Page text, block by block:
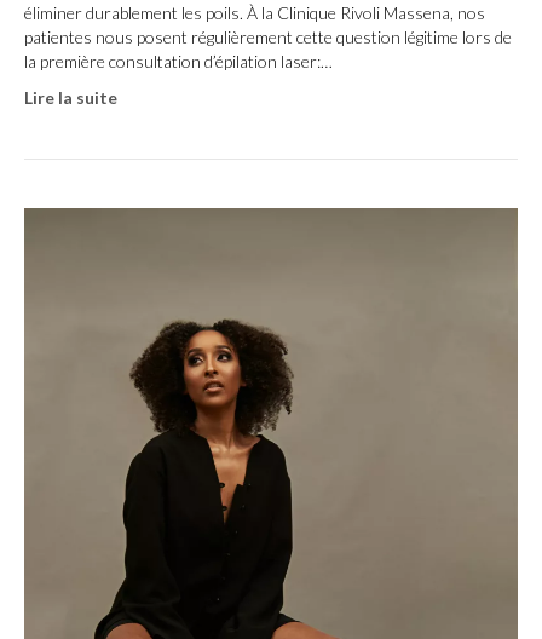
éliminer durablement les poils. À la Clinique Rivoli Massena, nos
patientes nous posent régulièrement cette question légitime lors de
la première consultation d’épilation laser:…
Lire la suite